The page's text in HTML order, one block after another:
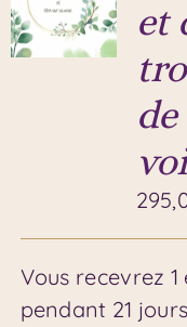
et
Vous recevrez
pendant 21